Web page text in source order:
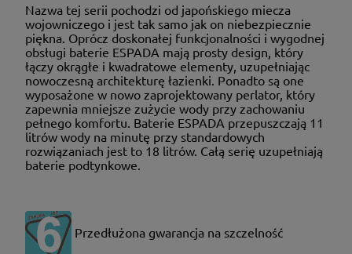
Nazwa tej serii pochodzi od japońskiego miecza
wojowniczego i jest tak samo jak on niebezpiecznie
piękna. Oprócz doskonałej funkcjonalności i wygodnej
obsługi baterie ESPADA mają prosty design, który
łączy okrągłe i kwadratowe elementy, uzupełniając
nowoczesną architekturę łazienki. Ponadto są one
wyposażone w nowo zaprojektowany perlator, który
zapewnia mniejsze zużycie wody przy zachowaniu
pełnego komfortu. Baterie ESPADA przepuszczają 11
litrów wody na minutę przy standardowych
rozwiązaniach jest to 18 litrów. Całą serię uzupełniają
baterie podtynkowe.
Przedłużona gwarancja na szczelność